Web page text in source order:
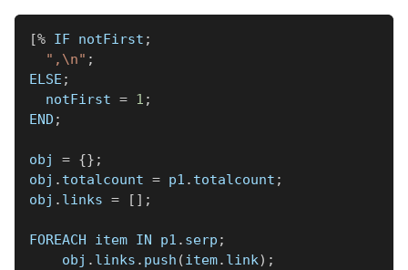
[% IF notFirst ;
",\n" ;
ELSE ;
  notFirst
= 1 ;
END ;
obj = {} ;
obj . totalcount = p1 . totalcount ;
obj . links = [ ] ;
FOREACH item IN p1 . serp ;
    obj
. links . push (item. link) ;